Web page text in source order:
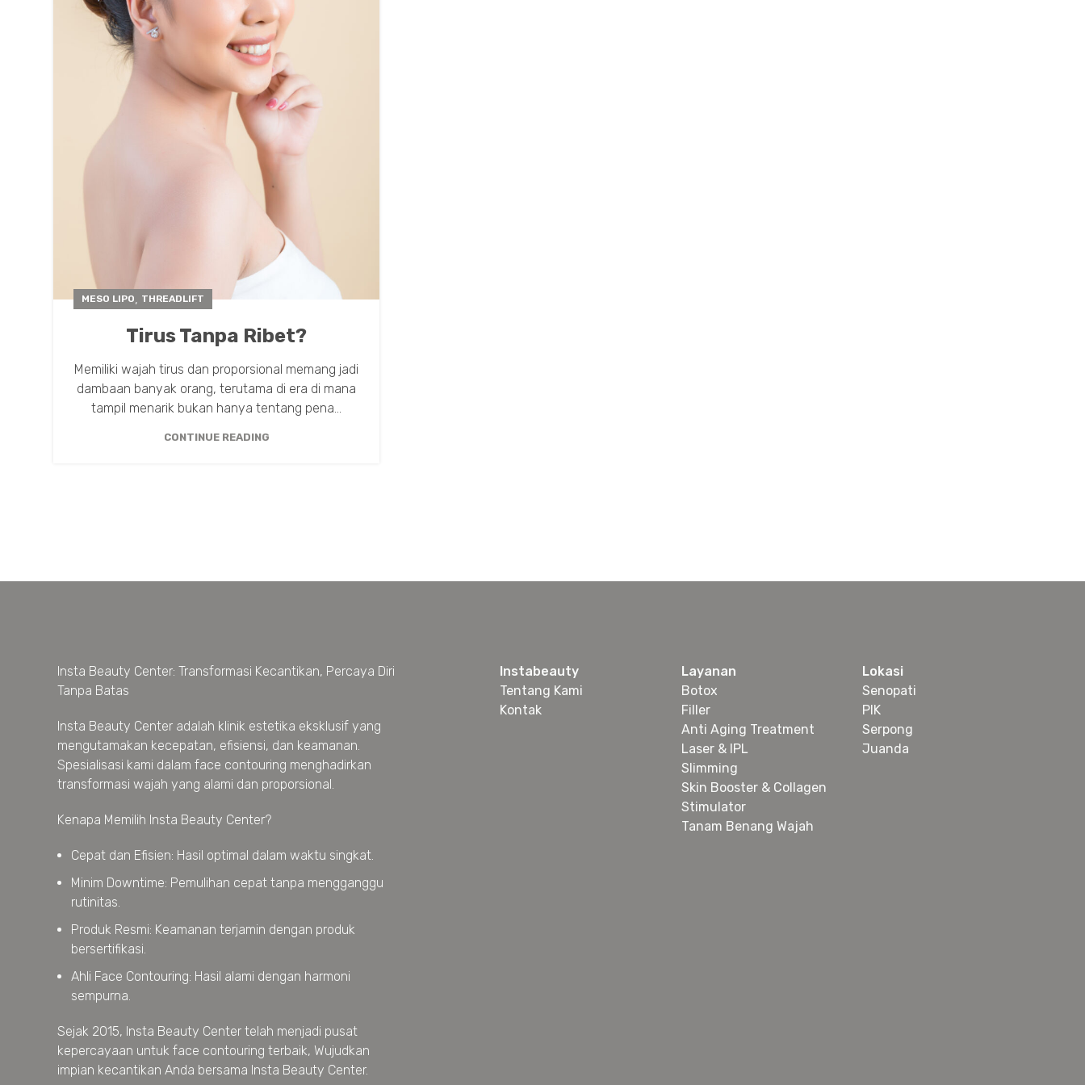
MESO LIPO, THREADLIFT
Tirus Tanpa Ribet?
Memiliki wajah tirus dan proporsional memang jadi
dambaan banyak orang, terutama di era di mana
tampil menarik bukan hanya tentang pena...
CONTINUE READING
Insta Beauty Center: Transformasi Kecantikan, Percaya Diri
Tanpa Batas
Insta Beauty Center adalah klinik estetika eksklusif yang
mengutamakan kecepatan, efisiensi, dan keamanan.
Spesialisasi kami dalam face contouring menghadirkan
transformasi wajah yang alami dan proporsional.
Kenapa Memilih Insta Beauty Center?
Cepat dan Efisien: Hasil optimal dalam waktu singkat.
Minim Downtime: Pemulihan cepat tanpa mengganggu
rutinitas.
Produk Resmi: Keamanan terjamin dengan produk
bersertifikasi.
Ahli Face Contouring: Hasil alami dengan harmoni
sempurna.
Sejak 2015, Insta Beauty Center telah menjadi pusat
kepercayaan untuk face contouring terbaik, Wujudkan
impian kecantikan Anda bersama Insta Beauty Center.
Instabeauty
Tentang Kami
Kontak
Layanan
Botox
Filler
Anti Aging Treatment
Laser & IPL
Slimming
Skin Booster & Collagen
Stimulator
Tanam Benang Wajah
Lokasi
Senopati
PIK
Serpong
Juanda